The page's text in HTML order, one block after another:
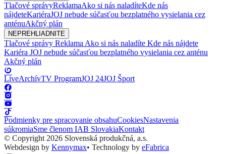
Tlačové správyReklamaAko si nás naladíteKde nás
nájdeteKariéraJOJ nebude súčasťou bezplatného vysielania cez
anténuAkčný plán
NEPREHLIADNITE
Tlačové správy Reklama Ako si nás naladíte Kde nás nájdete
Kariéra JOJ nebude súčasťou bezplatného vysielania cez anténu
Akčný plán
LiveArchívTV ProgramJOJ 24JOJ Šport
Podmienky pre spracovanie obsahuCookiesNastavenia
súkromiaSme členom IAB SlovakiaKontakt
© Copyright 2026 Slovenská produkčná, a.s.
Webdesign by Kennymax• Technology by eFabrica